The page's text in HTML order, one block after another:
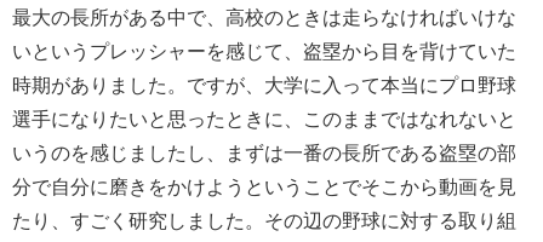
最大の長所がある中で、高校のときは走らなければいけな
いというプレッシャーを感じて、盗塁から目を背けていた
時期がありました。ですが、大学に入って本当にプロ野球
選手になりたいと思ったときに、このままではなれないと
いうのを感じましたし、まずは一番の長所である盗塁の部
分で自分に磨きをかけようということでそこから動画を見
たり、すごく研究しました。その辺の野球に対する取り組